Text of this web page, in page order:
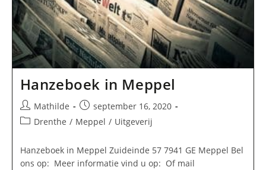
Hanzeboek in Meppel
Bericht
auteur:
Mathilde
Bericht
gepubliceerd
op:
september 16, 2020
Berichtcategorie:
Drenthe / Meppel / Uitgeverij
Hanzeboek in Meppel Zuideinde 57 7941 GE Meppel Bel
ons op: Meer informatie vind u op: Of mail